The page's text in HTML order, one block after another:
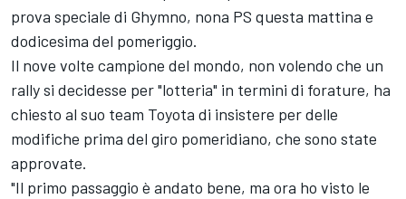
prova speciale di Ghymno, nona PS questa mattina e
dodicesima del pomeriggio.
Il nove volte campione del mondo, non volendo che un
rally si decidesse per "lotteria" in termini di forature, ha
chiesto al suo team Toyota di insistere per delle
modifiche prima del giro pomeridiano, che sono state
approvate.
"Il primo passaggio è andato bene, ma ora ho visto le